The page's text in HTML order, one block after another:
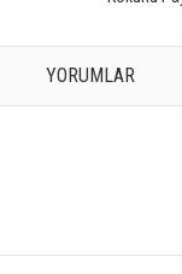
YORUMLAR